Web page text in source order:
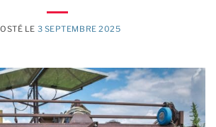
LE 3 SEPTEMBRE 2025